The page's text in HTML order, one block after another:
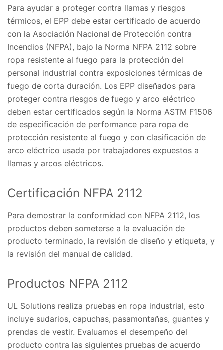
Para ayudar a proteger contra llamas y riesgos
térmicos, el EPP debe estar certificado de acuerdo
con la Asociación Nacional de Protección contra
Incendios (NFPA), bajo la Norma NFPA 2112 sobre
ropa resistente al fuego para la protección del
personal industrial contra exposiciones térmicas de
fuego de corta duración. Los EPP diseñados para
proteger contra riesgos de fuego y arco eléctrico
deben estar certificados según la Norma ASTM F1506
de especificación de performance para ropa de
protección resistente al fuego y con clasificación de
arco eléctrico usada por trabajadores expuestos a
llamas y arcos eléctricos.
Certificación NFPA 2112
Para demostrar la conformidad con NFPA 2112, los
productos deben someterse a la evaluación de
producto terminado, la revisión de diseño y etiqueta, y
la revisión del manual de calidad.
Productos NFPA 2112
UL Solutions realiza pruebas en ropa industrial, esto
incluye sudarios, capuchas, pasamontañas, guantes y
prendas de vestir. Evaluamos el desempeño del
producto contra las siguientes pruebas de acuerdo